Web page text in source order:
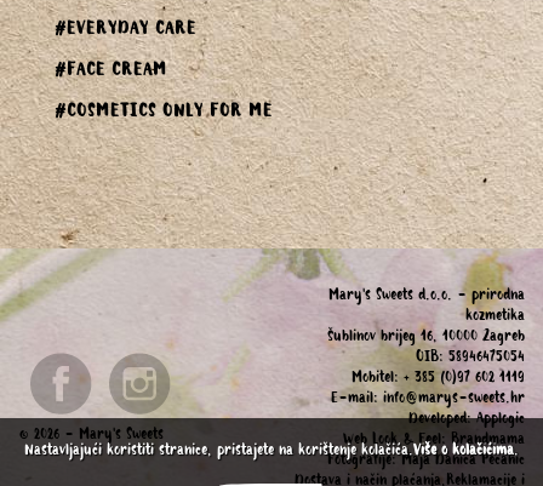
#EVERYDAY CARE
#FACE CREAM
#COSMETICS ONLY FOR ME
© 2026 - Mary's Sweets
Mary's Sweets d.o.o. - prirodna
kozmetika
Šublinov brijeg 16, 10000 Zagreb
OIB: 58946475054
Mobitel: + 385 (0)97 602 1119
E-mail:info@marys-sweets.hr
Developed:Applogic
Web Look & Feel: Brandmama
Fotografije: Maja Danica Pecanic
Dostava i način plaćanja,Reklamacije i
Nastavljajući koristiti stranice, pristajete na korištenje kolačića.Više o kolačićima.